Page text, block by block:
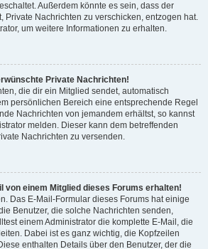
Außerdem könnte es sein, dass der
Private Nachrichten zu verschicken, entzogen hat.
um weitere Informationen zu erhalten.
Private Nachrichten!
die dir ein Mitglied sendet, automatisch
persönlichen Bereich eine entsprechende Regel
Nachrichten von jemandem erhältst, so kannst
melden. Dieser kann dem betreffenden
Nachrichten zu versenden.
von einem Mitglied dieses Forums erhalten!
Das E-Mail-Formular dieses Forums hat einige
Benutzer, die solche Nachrichten senden,
einem Administrator die komplette E-Mail, die
Dabei ist es ganz wichtig, die Kopfzeilen
enthalten Details über den Benutzer, der die